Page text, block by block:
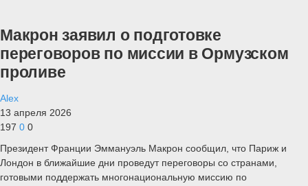
Макрон заявил о подготовке
переговоров по миссии в Ормузском
проливе
Alex
13 апреля 2026
197 0 0
Президент Франции Эммануэль Макрон сообщил, что Париж и
Лондон в ближайшие дни проведут переговоры со странами,
готовыми поддержать многонациональную миссию по